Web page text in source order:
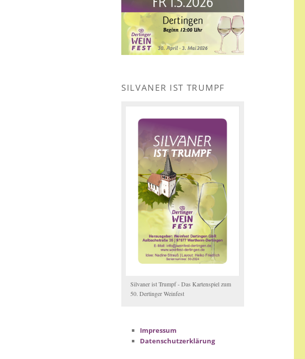
SILVANER IST TRUMPF
Silvaner ist Trumpf - Das Kartenspiel zum
50. Dertinger Weinfest
Impressum
Datenschutzerklärung